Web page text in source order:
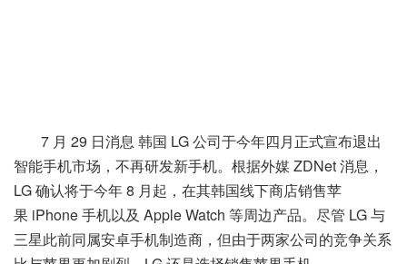
7 月 29 日消息 韩国 LG 公司于今年四月正式宣布退出
智能手机市场，不再研发新手机。根据外媒 ZDNet 消息，
LG 确认将于今年 8 月起，在其韩国线下商店销售苹
果 iPhone 手机以及 Apple Watch 等周边产品。尽管 LG 与
三星此前同属安卓手机制造商，但由于两家公司的竞争关系